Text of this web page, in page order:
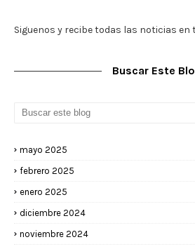
Siguenos y recibe todas las noticias en
Buscar Este
mayo 2025
febrero 2025
enero 2025
diciembre 2024
noviembre 2024